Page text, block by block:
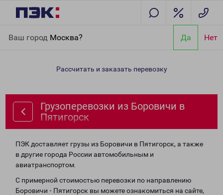
Ваш город Москва? Да Нет
Пятигорск
Рассчитать и заказать перевозку
Грузоперевозки из Боровичи в
Пятигорск
ПЭК доставляет грузы из Боровичи в Пятигорск, а также
в другие города России автомобильным и
авиатранспортом.
С примерной стоимостью перевозки по направлению
Боровичи - Пятигорск вы можете ознакомиться на сайте,